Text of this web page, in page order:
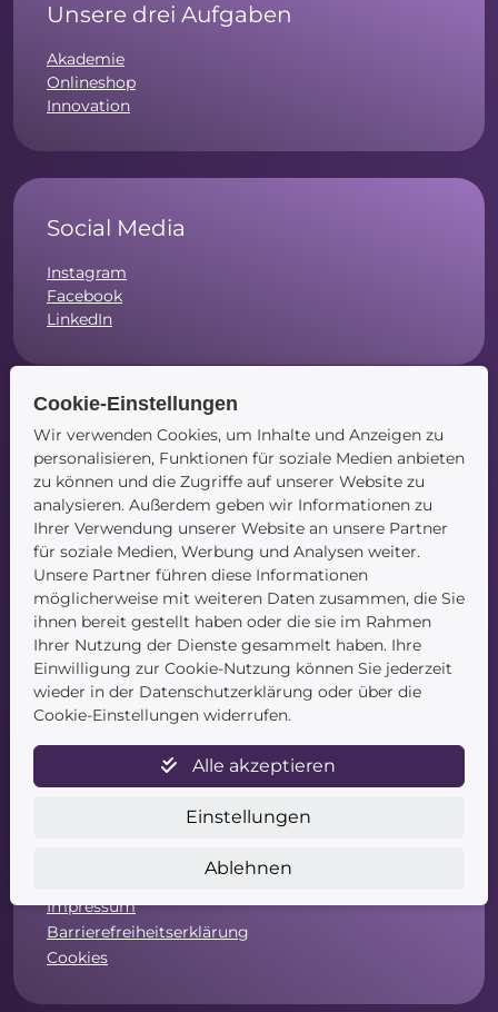
Unsere drei Aufgaben
Akademie
Onlineshop
Innovation
Social Media
Instagram
Facebook
LinkedIn
Navigation
Startseite
Blog
Kontakt
Service
Impressum
Barrierefreiheitserklärung
Cookies
Cookie-Einstellungen
Wir verwenden Cookies, um Inhalte und Anzeigen zu
personalisieren, Funktionen für soziale Medien anbieten
zu können und die Zugriffe auf unserer Website zu
analysieren. Außerdem geben wir Informationen zu
Ihrer Verwendung unserer Website an unsere Partner
für soziale Medien, Werbung und Analysen weiter.
Unsere Partner führen diese Informationen
möglicherweise mit weiteren Daten zusammen, die Sie
ihnen bereit gestellt haben oder die sie im Rahmen
Ihrer Nutzung der Dienste gesammelt haben. Ihre
Einwilligung zur Cookie-Nutzung können Sie jederzeit
wieder in der Datenschutzerklärung oder über die
Cookie-Einstellungen widerrufen.
Alle akzeptieren
Einstellungen
Ablehnen